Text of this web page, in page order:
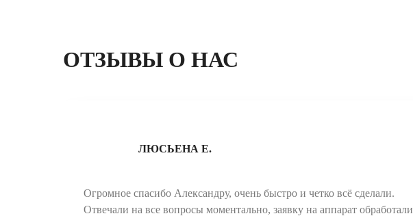
ОТЗЫВЫ О НАС
ЛЮСЬЕНА Е.
Огромное спасибо Александру, очень быстро и четко всё сделали.
Отвечали на все вопросы моментально, заявку на аппарат обработали